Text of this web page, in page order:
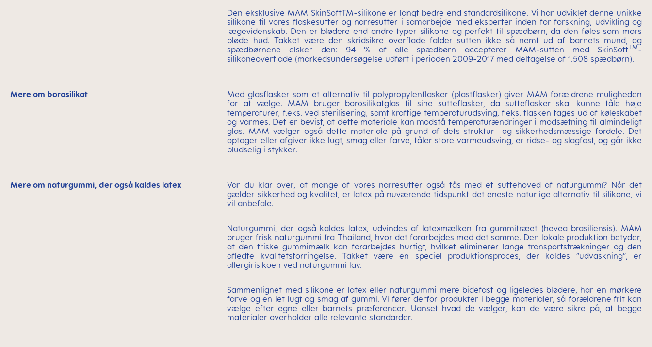
Den eksklusive MAM SkinSoftTM-silikone er langt bedre end standardsilikone. Vi har udviklet denne unikke
silikone til vores flaskesutter og narresutter i samarbejde med eksperter inden for forskning, udvikling og
lægevidenskab. Den er blødere end andre typer silikone og perfekt til spædbørn, da den føles som mors
bløde hud. Takket være den skridsikre overflade falder sutten ikke så nemt ud af barnets mund, og
spædbørnene elsker den: 94 % af alle spædbørn accepterer MAM-sutten med SkinSoftTM-
silikoneoverflade (markedsundersøgelse udført i perioden 2009-2017 med deltagelse af 1.508 spædbørn).
Mere om borosilikat
Med glasflasker som et alternativ til polypropylenflasker (plastflasker) giver MAM forældrene muligheden
for at vælge. MAM bruger borosilikatglas til sine sutteflasker, da sutteflasker skal kunne tåle høje
temperaturer, f.eks. ved sterilisering, samt kraftige temperaturudsving, f.eks. flasken tages ud af køleskabet
og varmes. Det er bevist, at dette materiale kan modstå temperaturændringer i modsætning til almindeligt
glas. MAM vælger også dette materiale på grund af dets struktur- og sikkerhedsmæssige fordele. Det
optager eller afgiver ikke lugt, smag eller farve, tåler store varmeudsving, er ridse- og slagfast, og går ikke
pludselig i stykker.
Mere om naturgummi, der også kaldes latex
Var du klar over, at mange af vores narresutter også fås med et suttehoved af naturgummi? Når det
gælder sikkerhed og kvalitet, er latex på nuværende tidspunkt det eneste naturlige alternativ til silikone, vi
vil anbefale.
Naturgummi, der også kaldes latex, udvindes af latexmælken fra gummitræet (hevea brasiliensis). MAM
bruger frisk naturgummi fra Thailand, hvor det forarbejdes med det samme. Den lokale produktion betyder,
at den friske gummimælk kan forarbejdes hurtigt, hvilket eliminerer lange transportstrækninger og den
afledte kvalitetsforringelse. Takket være en speciel produktionsproces, der kaldes ”udvaskning”, er
allergirisikoen ved naturgummi lav.
Sammenlignet med silikone er latex eller naturgummi mere bidefast og ligeledes blødere, har en mørkere
farve og en let lugt og smag af gummi. Vi fører derfor produkter i begge materialer, så forældrene frit kan
vælge efter egne eller barnets præferencer. Uanset hvad de vælger, kan de være sikre på, at begge
materialer overholder alle relevante standarder.